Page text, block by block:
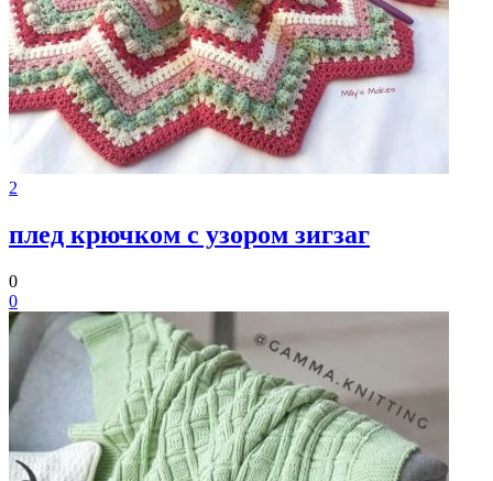
2
плед крючком с узором зигзаг
0
0